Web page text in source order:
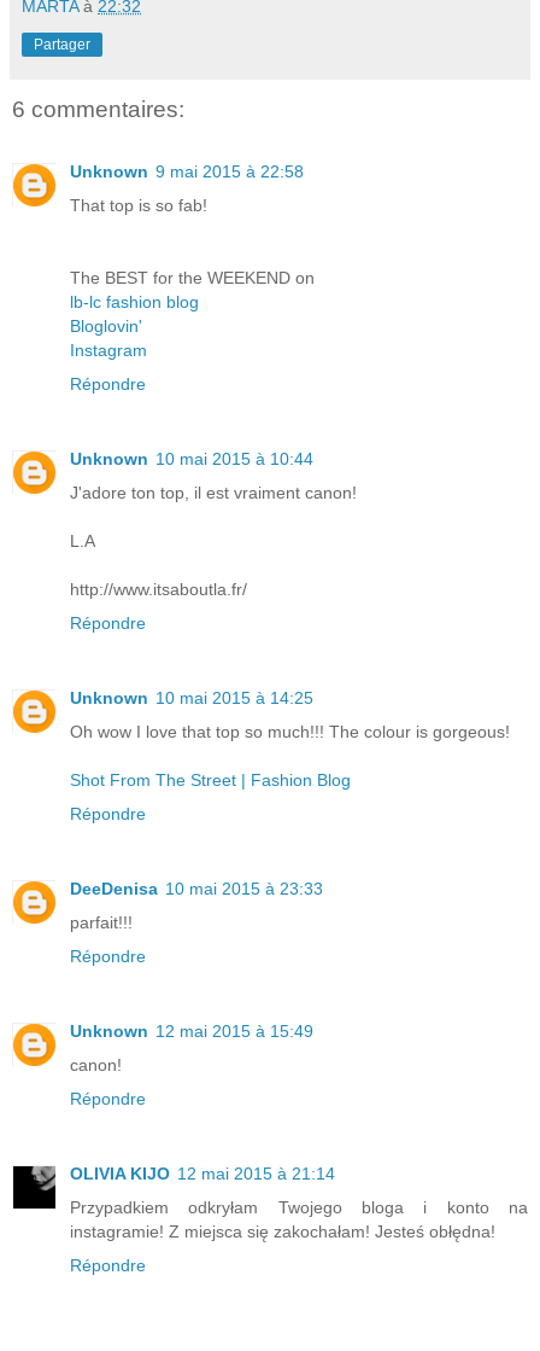
MARTA à 22:32
Partager
6 commentaires:
Unknown 9 mai 2015 à 22:58
That top is so fab!
The BEST for the WEEKEND on
lb-lc fashion blog
Bloglovin'
Instagram
Répondre
Unknown 10 mai 2015 à 10:44
J'adore ton top, il est vraiment canon!
L.A
http://www.itsaboutla.fr/
Répondre
Unknown 10 mai 2015 à 14:25
Oh wow I love that top so much!!! The colour is gorgeous!
Shot From The Street | Fashion Blog
Répondre
DeeDenisa 10 mai 2015 à 23:33
parfait!!!
Répondre
Unknown 12 mai 2015 à 15:49
canon!
Répondre
OLIVIA KIJO 12 mai 2015 à 21:14
Przypadkiem odkryłam Twojego bloga i konto na
instagramie! Z miejsca się zakochałam! Jesteś obłędna!
Répondre